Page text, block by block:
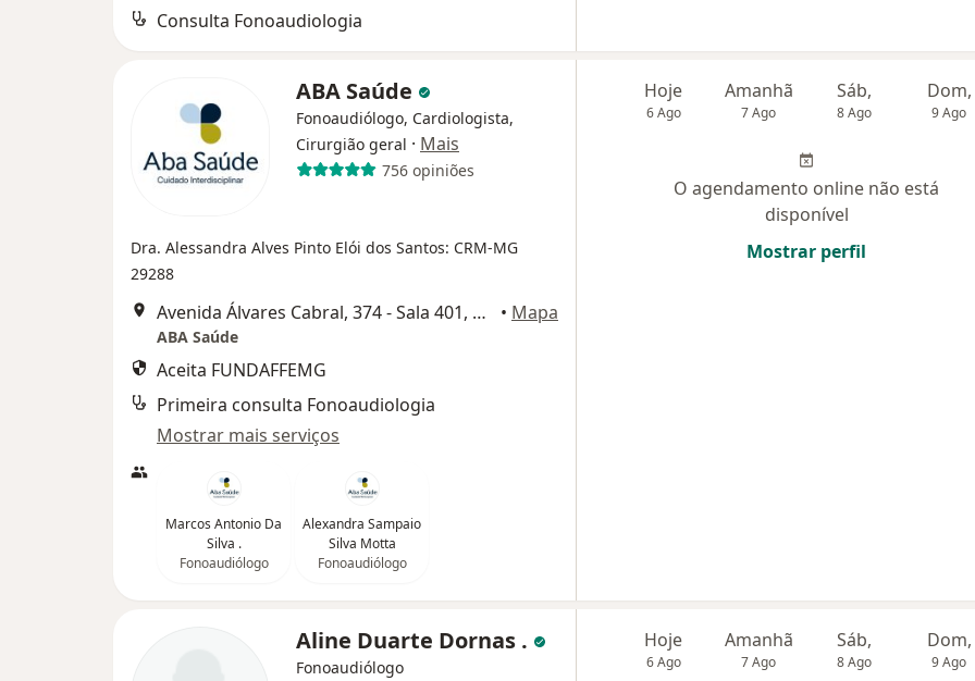
Consulta Fonoaudiologia
ABA Saúde
Fonoaudiólogo, Cardiologista,
Cirurgião geral · Mais
756 opiniões
Dra. Alessandra Alves Pinto Elói dos Santos: CRM-MG
29288
Avenida Álvares Cabral, 374 - Sala 401, Belo Horizonte • Mapa
ABA Saúde
Aceita FUNDAFFEMG
Primeira consulta Fonoaudiologia
Mostrar mais serviços
Marcos Antonio Da
Silva .
Fonoaudiólogo
Alexandra Sampaio
Silva Motta
Fonoaudiólogo
Hoje
6 Ago
Amanhã
7 Ago
Sáb,
8 Ago
Dom,
9 Ago
O agendamento online não está
disponível
Mostrar perfil
Aline Duarte Dornas .
Fonoaudiólogo
Hoje
6 Ago
Amanhã
7 Ago
Sáb,
8 Ago
Dom,
9 Ago